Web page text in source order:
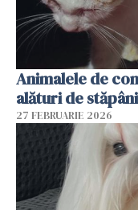
Animalele de
alături de
27 FEBRUARIE 2026